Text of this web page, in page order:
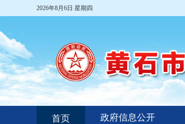
2026年8月6日 星期四
首页 政府信息公开